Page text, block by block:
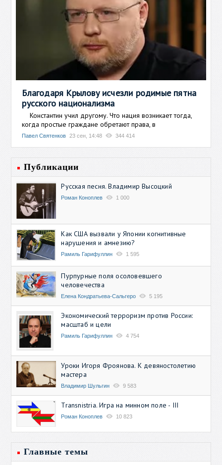
Благодаря Крылову исчезли родимые пятна
русского национализма
Константин учил другому. Что нация возникает тогда,
когда простые граждане обретают права, в
Павел Святенков 23 сен, 14:48 344 414
Публикации
Русская песня. Владимир Высоцкий
Роман Коноплев 1 000
Как США вызвали у Японии когнитивные
нарушения и амнезию?
Рамиль Гарифуллин 1 595
Пурпурные поля осоловевшего
человечества
Елена Кондратьева-Сальгеро 5 195
Экономический терроризм против России:
масштаб и цели
Рамиль Гарифуллин 4 754
Уроки Игоря Фроянова. К девяностолетию
мастера
Владимир Шульгин 9 583
Transnistria. Игра на минном поле - III
Роман Коноплев 10 823
Главные темы